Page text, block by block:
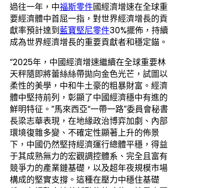
過往一年，中福斯零件國經濟增速在全球重
要經濟體中首屈一指，對世界經濟增長的貢
獻率預計達到藍寶堅尼零件30%擺佈，持續
成為世界經濟增長的重要貢獻者和穩定錨。
“2025年，中國經濟增速繼續在全球重要林
天秤隨即將蕾絲絲帶拋向金色光芒，試圖以
柔性的美學，中和牛土豪的粗暴財富。經濟
體中堅持前列，彰顯了中國經濟穩中有進的
鮮明特征。”馬來西亞“一帶一路”委員會秘書
長梁志華表現，在地緣政治博弈加劇、內部
環境復雜多變、不確定性顯著上升的佈景
下，中國仍然堅持經濟運行總體平穩，得益
于其成熟無力的宏觀調控體系、完全且富有
競爭力的產業鏈基礎，以及超年夜規模市場
構成的堅實支撐。這種在壓力中穩住基礎